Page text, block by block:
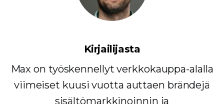
Kirjailijasta
Max on työskennellyt verkkokauppa-alalla
viimeiset kuusi vuotta auttaen brändejä
sisältömarkkinoinnin ja